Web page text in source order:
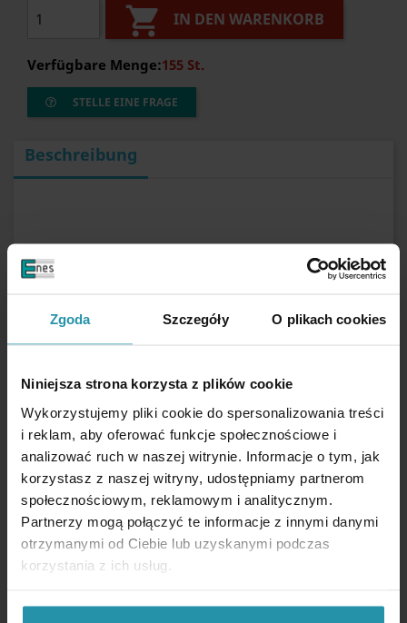
Zgoda Szczegóły O plikach cookies
Niniejsza strona korzysta z plików cookie
Wykorzystujemy pliki cookie do spersonalizowania treści
i reklam, aby oferować funkcje społecznościowe i
analizować ruch w naszej witrynie. Informacje o tym, jak
korzystasz z naszej witryny, udostępniamy partnerom
społecznościowym, reklamowym i analitycznym.
Partnerzy mogą połączyć te informacje z innymi danymi
otrzymanymi od Ciebie lub uzyskanymi podczas
korzystania z ich usług.
 IN DEN WARENKORB
Verfügbare Menge:155 St.
STELLE EINE FRAGE
Beschreibung
Aussendurchmesser
Gewindetyp
Magnettyp
Ferrit
Der Spalt zwischen dem Magneten und der Eisenplatte verringert
die Kraft, die zum Ablösen des Magneten von der Platte erforderlich ist,
erheblich.
Beschichtung
(NiCuNi)
Nicht im Wasser verwenden
Maximale Arbeitstemperatur
110 [°C]
Gewicht